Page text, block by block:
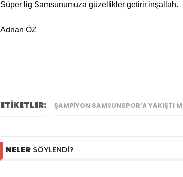
Süper lig Samsunumuza güzellikler getirir inşallah.
Adnan ÖZ
ETİKETLER: ŞAMPIYON SAMSUNSPOR’A YAKIŞTI
NELER SÖYLENDİ?